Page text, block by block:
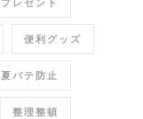
便利グッズ
夏バテ防止
整理整頓